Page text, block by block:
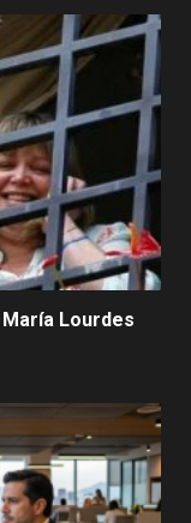
Lourdes